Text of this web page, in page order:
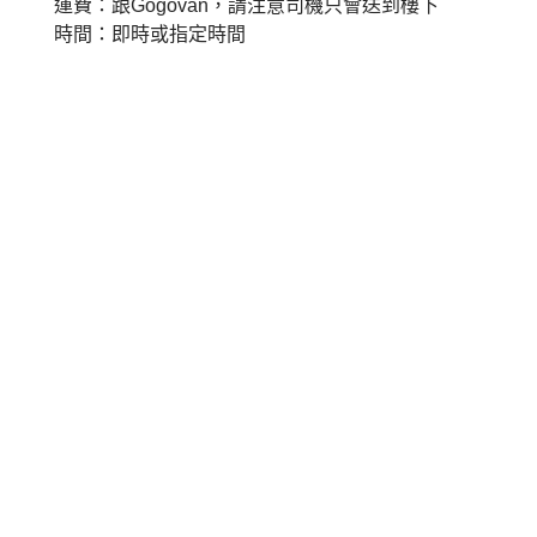
運費：跟Gogovan ，請注意司機只會送到樓下
時間：即時或指定時間